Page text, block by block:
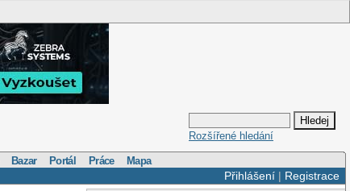
Rozšířené hledání
Bazar Portál Práce Mapa
Přihlášení| Registrace